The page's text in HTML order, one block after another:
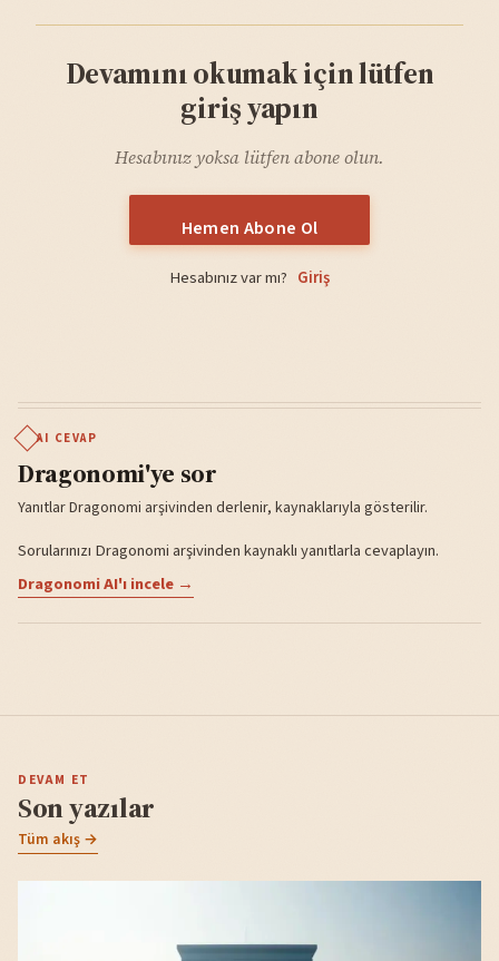
Devamını okumak için lütfen
giriş yapın
Hesabınız yoksa lütfen abone olun.
Hemen Abone Ol
Hesabınız var mı? Giriş
AI CEVAP
Dragonomi'ye sor
Yanıtlar Dragonomi arşivinden derlenir, kaynaklarıyla gösterilir.
Sorularınızı Dragonomi arşivinden kaynaklı yanıtlarla cevaplayın.
Dragonomi AI'ı incele →
DEVAM ET
Son yazılar
Tüm akış →